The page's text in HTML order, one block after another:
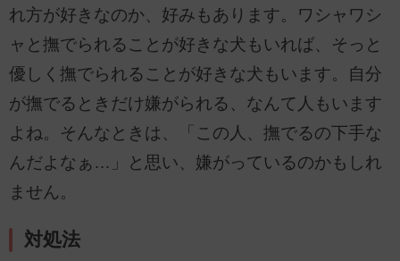
れ方が好きなのか、好みもあります。ワシャワシ
ャと撫でられることが好きな犬もいれば、そっと
優しく撫でられることが好きな犬もいます。自分
が撫でるときだけ嫌がられる、なんて人もいます
よね。そんなときは、「この人、撫でるの下手な
んだよなぁ…」と思い、嫌がっているのかもしれ
ません。
対処法